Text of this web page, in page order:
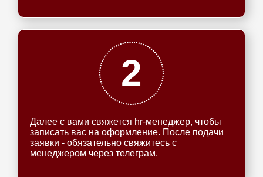
2
Далее с вами свяжется hr-менеджер, чтобы
записать вас на оформление. После подачи
заявки - обязательно свяжитесь с
менеджером через телеграм.